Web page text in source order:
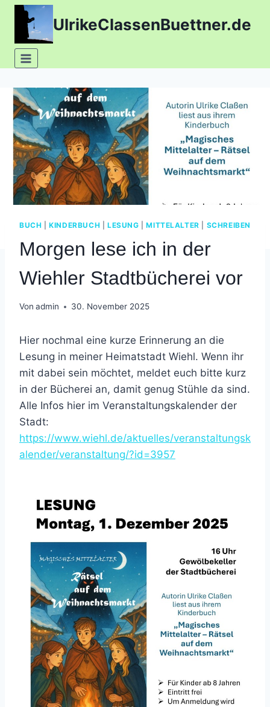
Zum
springen
UlrikeClassenBuettner.de
BUCH |KINDERBUCH LESUNG |MITTELALTER SCHREIBEN
Morgen lese ich in der
Wiehler Stadtbücherei vor
Von admin 30. November 2025
Hier nochmal eine kurze Erinnerung an die
Lesung in meiner Heimatstadt Wiehl. Wenn ihr
mit dabei sein möchtet, meldet euch bitte kurz
in der Bücherei an, damit genug Stühle da sind.
Alle Infos hier im Veranstaltungskalender der
Stadt:
https://www.wiehl.de/aktuelles/veranstaltungsk
alender/veranstaltung/?id=3957